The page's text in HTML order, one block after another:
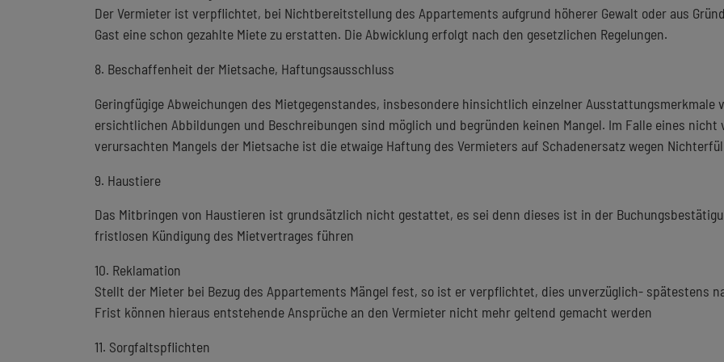
Der Vermieter ist verpflichtet, bei Nichtbereitstellung des Appartements aufgrund höherer Gewalt oder aus
Gast eine schon gezahlte Miete zu erstatten. Die Abwicklung erfolgt nach den gesetzlichen Regelungen.
8. Beschaffenheit der Mietsache, Haftungsausschluss
Geringfügige Abweichungen des Mietgegenstandes, insbesondere hinsichtlich einzelner
ersichtlichen Abbildungen und Beschreibungen sind möglich und begründen keinen Mangel. Im Falle eines
verursachten Mangels der Mietsache ist die etwaige Haftung des Vermieters auf Schadenersatz wegen
9. Haustiere
Das Mitbringen von Haustieren ist grundsätzlich nicht gestattet, es sei denn dieses ist in der
fristlosen Kündigung des Mietvertrages führen
10. Reklamation
Stellt der Mieter bei Bezug des Appartements Mängel fest, so ist er verpflichtet, dies unverzüglich- spätestens
Frist können hieraus entstehende Ansprüche an den Vermieter nicht mehr geltend gemacht werden
11. Sorgfaltspflichten